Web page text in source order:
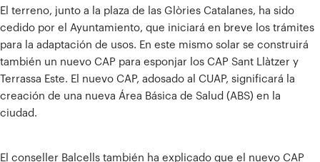
El terreno, junto a la plaza de las Glòries Catalanes, ha sido
cedido por el Ayuntamiento, que iniciará en breve los trámites
para la adaptación de usos. En este mismo solar se construirá
también un nuevo CAP para esponjar los CAP Sant Llàtzer y
Terrassa Este. El nuevo CAP, adosado al CUAP, significará la
creación de una nueva Área Básica de Salud (ABS) en la
ciudad.
El conseller Balcells también ha explicado que el nuevo CAP